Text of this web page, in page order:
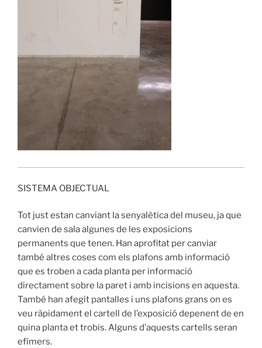
SISTEMA OBJECTUAL
Tot just estan canviant la senyalètica del museu, ja que
canvien de sala algunes de les exposicions
permanents que tenen. Han aprofitat per canviar
també altres coses com els plafons amb informació
que es troben a cada planta per informació
directament sobre la paret i amb incisions en aquesta.
També han afegit pantalles i uns plafons grans on es
veu ràpidament el cartell de l’exposició depenent de en
quina planta et trobis. Alguns d’aquests cartells seran
efímers.